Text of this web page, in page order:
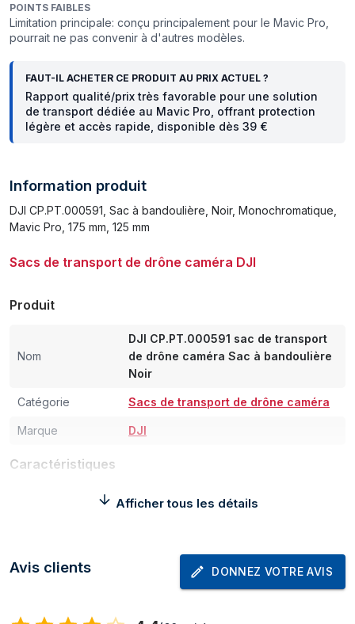
POINTS FAIBLES
Limitation principale: conçu principalement pour le Mavic Pro,
pourrait ne pas convenir à d'autres modèles.
FAUT-IL ACHETER CE PRODUIT AU PRIX ACTUEL ?
Rapport qualité/prix très favorable pour une solution
de transport dédiée au Mavic Pro, offrant protection
légère et accès rapide, disponible dès 39 €
Information produit
DJI CP.PT.000591, Sac à bandoulière, Noir, Monochromatique,
Mavic Pro, 175 mm, 125 mm
Sacs de transport de drône caméra DJI
Produit
Nom
DJI CP.PT.000591 sac de transport
de drône caméra Sac à bandoulière
Noir
Catégorie Sacs de transport de drône caméra
Marque DJI
Caractéristiques
Sac à bandoulière
Monochromatique
Afficher tous les détails
Avis clients DONNEZ VOTRE AVIS